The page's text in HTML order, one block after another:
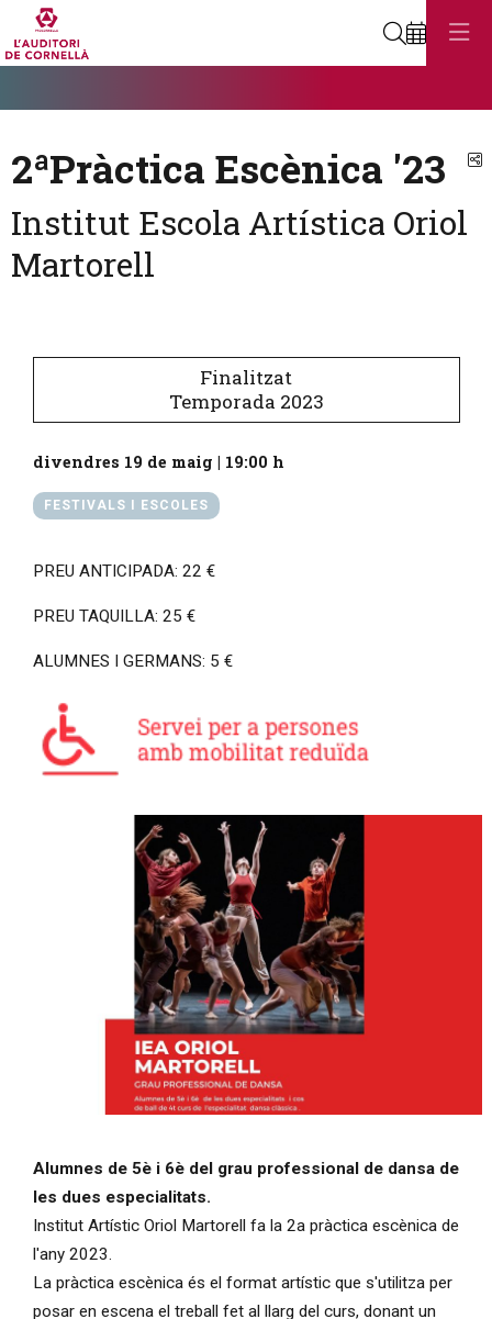
Cerca
2ªPràctica Escènica '23
Institut Escola Artística Oriol
Martorell
Finalitzat
Temporada 2023
divendres 19 de maig | 19:00 h
FESTIVALS I ESCOLES
PREU ANTICIPADA: 22 €
PREU TAQUILLA: 25 €
ALUMNES I GERMANS: 5 €
Alumnes de 5è i 6è del grau professional de dansa de
les dues especialitats.
Institut Artístic Oriol Martorell fa la 2a pràctica escènica de
l'any 2023.
La pràctica escènica és el format artístic que s'utilitza per
posar en escena el treball fet al llarg del curs, donant un